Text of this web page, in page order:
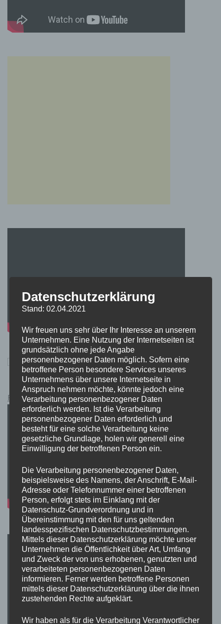
Pokémon Schwert und Schild Kauflink.>LINK<
Datenschutzerklärung
Stand: 02.04.2021
Wir freuen uns sehr über Ihr Interesse an unserem
Unternehmen. Eine Nutzung der Internetseiten ist
grundsätzlich ohne jede Angabe
personenbezogener Daten möglich. Sofern eine
betroffene Person besondere Services unseres
Unternehmens über unsere Internetseite in
Anspruch nehmen möchte, könnte jedoch eine
Verarbeitung personenbezogener Daten
erforderlich werden. Ist die Verarbeitung
personenbezogener Daten erforderlich und
besteht für eine solche Verarbeitung keine
gesetzliche Grundlage, holen wir generell eine
Einwilligung der betroffenen Person ein.
Die Verarbeitung personenbezogener Daten,
beispielsweise des Namens, der Anschrift, E-Mail-
Adresse oder Telefonnummer einer betroffenen
Person, erfolgt stets im Einklang mit der
Datenschutz-Grundverordnung und in
Übereinstimmung mit den für uns geltenden
landesspezifischen Datenschutzbestimmungen.
Mittels dieser Datenschutzerklärung möchte unser
Unternehmen die Öffentlichkeit über Art, Umfang
und Zweck der von uns erhobenen, genutzten und
verarbeiteten personenbezogenen Daten
informieren. Ferner werden betroffene Personen
mittels dieser Datenschutzerklärung über die ihnen
zustehenden Rechte aufgeklärt.
Wir haben als für die Verarbeitung Verantwortlicher